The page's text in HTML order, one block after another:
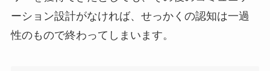
ーション設計がなければ、せっかくの認知は一過
性のもので終わってしまいます。